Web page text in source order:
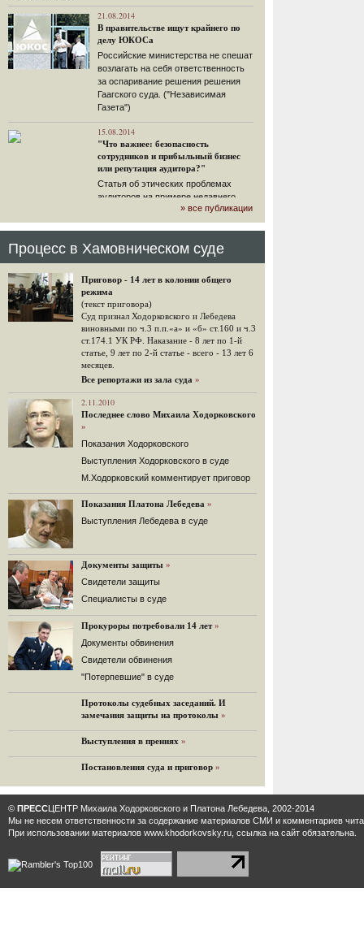
21.08.2014
В правительстве ищут крайнего по
делу ЮКОСа
Российские министерства не спешат
возлагать на себя ответственность
за оспаривание решения решения
Гаагского суда. ("Независимая
Газета")
15.08.2014
"Что важнее: безопасность
сотрудников и прибыльный бизнес
или репутация аудитора?"
Статья об этических проблемах
аудиторов на примере недавнего
громкого арбитражного решения по
ЮКОСу. (navalny.com)
15.08.2014
конфискационным санкциям со
стороны государства, оказались под
защитой арбитражного суда"
Швейцарская газета "Neue Zuercher
Zeitung" о гаагском судебном
решении.
48 комментариев
Не исключил
Владимир Путин допускает, что Россия может выйти из-
под юрисдикции ЕСПЧ.
88 комментариев
14.08.2014
Нарулил
Игорь Сечин просит о помощи.
Ссылаясь на санкции, глава
«Роснефти» хочет выбить из фонда
12.08.2014
Граждане не хотят платить по счетам ЮКОСа
Решение Гаагского суда о компенсации $50 млрд
поддержали 12%.
129 комментариев
Вечер у Ходорковских. Вспоминает Иван Стариков.
11.08.2014
«Удивительно сильная, мощная и
достойная только преклонения
Гости и ведущие «Эха Москвы» чтут
память Марины Филипповны.
10 комментариев
Марина Филипповна Ходорковская:
«Я долго была молодой!»
"Новая" рассказывает о судьбе
» все публикации
Процесс в Хамовническом суде
Приговор - 14 лет в колонии общего
режима
(текст приговора)
Суд признал Ходорковского и Лебедева
виновными по ч.3 п.п.«а» и «б» ст.160 и ч.3
ст.174.1 УК РФ. Наказание - 8 лет по 1-й
статье, 9 лет по 2-й статье - всего - 13 лет 6
месяцев.
Все репортажи из зала суда »
2.11.2010
Последнее слово Михаила Ходорковского
»
Показания Ходорковского
Выступления Ходорковского в суде
М.Ходорковский комментирует приговор
Показания Платона Лебедева »
Выступления Лебедева в суде
Документы защиты »
Cвидетели защиты
Cпециалисты в суде
Прокуроры потребовали 14 лет »
Документы обвинения
Свидетели обвинения
"Потерпевшие" в суде
Протоколы судебных заседаний. И
замечания защиты на протоколы »
Выступления в прениях »
Постановления суда и приговор »
© ПРЕССЦЕНТР Михаила Ходорковского и Платона Лебедева, 2002-2014
Мы не несем ответственности за содержание материалов CМИ и комментариев
При использовании материалов www.khodorkovsky.ru, ссылка на сайт обязательна.